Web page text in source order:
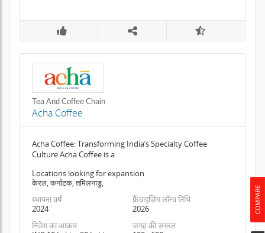
Tea And Coffee Chain
Acha Coffee
Acha Coffee: Transforming India’s Specialty Coffee
Culture Acha Coffee is a
Locations looking for expansion
केरल, कर्नाटक, तमिलनाडु,
स्थापना वर्ष
2024
फ़्रैंचाइजिंग लॉन्च तिथि
2026
निवेश का आकार
जगह की जरुरत